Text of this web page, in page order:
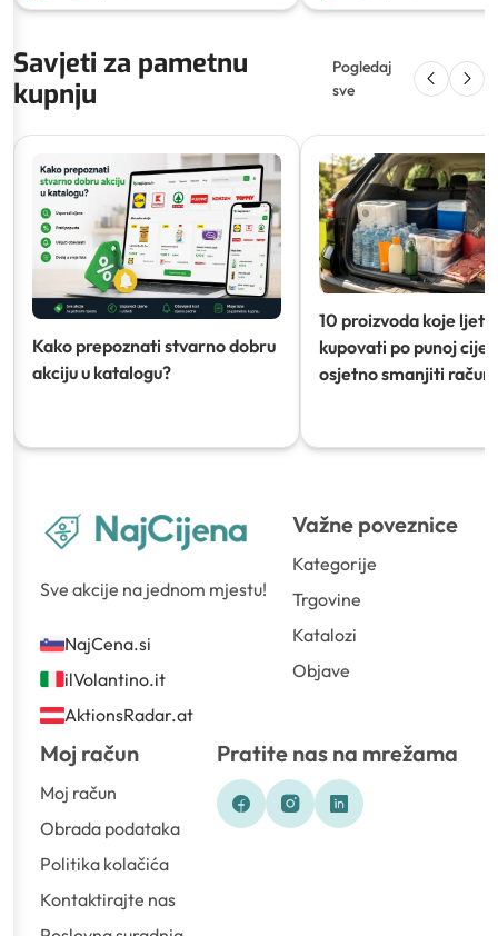
Savjeti za pametnu
kupnju
Pogledaj
sve
Kako prepoznati stvarno dobru
akciju u katalogu?
10 proizvoda koje ljeti
kupovati po punoj
osjetno smanjiti račun)
Sve akcije na jednom mjestu!
NajCena.si
ilVolantino.it
AktionsRadar.at
Važne poveznice
Kategorije
Trgovine
Katalozi
Objave
Moj račun
Moj račun
Obrada podataka
Politika kolačića
Kontaktirajte nas
Pratite nas na mrežama